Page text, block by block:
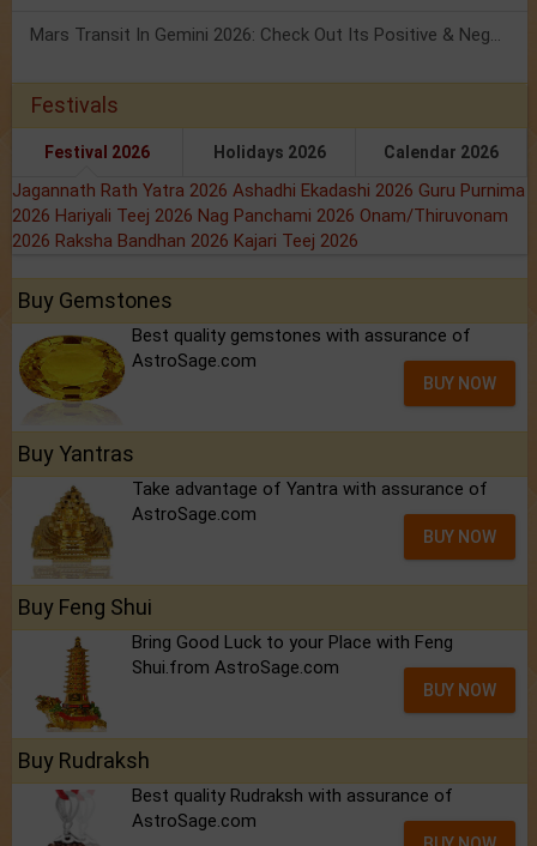
Mars Transit In Gemini 2026: Check Out Its Positive & Negative Impact
Festivals
Festival 2026 Holidays 2026 Calendar 2026
Jagannath Rath Yatra 2026 Ashadhi Ekadashi 2026 Guru Purnima
2026 Hariyali Teej 2026 Nag Panchami 2026 Onam/Thiruvonam
2026 Raksha Bandhan 2026 Kajari Teej 2026
Buy Gemstones
Best quality gemstones with assurance of
AstroSage.com
BUY NOW
Buy Yantras
Take advantage of Yantra with assurance of
AstroSage.com
BUY NOW
Buy Feng Shui
Bring Good Luck to your Place with Feng
Shui.from AstroSage.com
BUY NOW
Buy Rudraksh
Best quality Rudraksh with assurance of
AstroSage.com